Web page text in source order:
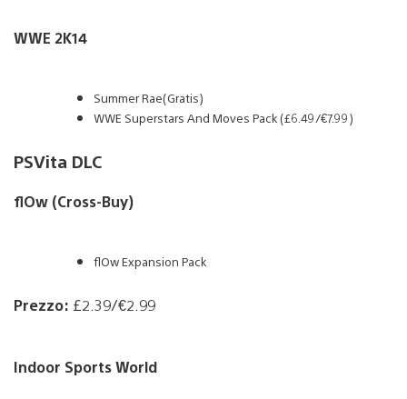
WWE 2K14
Summer Rae(Gratis)
WWE Superstars And Moves Pack (£6.49/€7.99)
PSVita DLC
flOw (Cross-Buy)
flOw Expansion Pack
Prezzo: £2.39/€2.99
Indoor Sports World